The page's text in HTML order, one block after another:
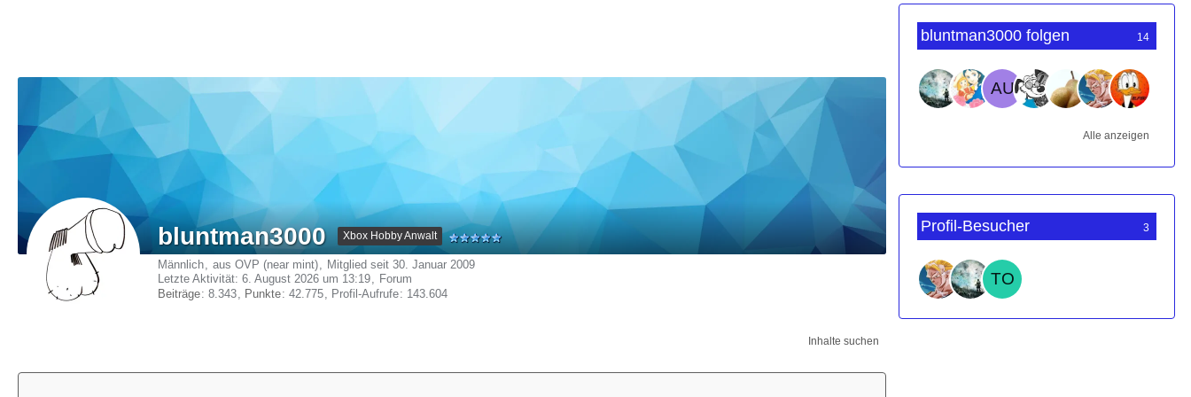
bluntman3000 Xbox Hobby Anwalt
Männlich aus OVP (near mint)
Mitglied seit 30. Januar 2009
Letzte Aktivität: 6. August 2026 um 13:19
Forum
Beiträge 8.343 Punkte 42.775 Profil-Aufrufe 143.604
Inhalte suchen
bluntman3000 folgen 14
Alle anzeigen
Profil-Besucher 3